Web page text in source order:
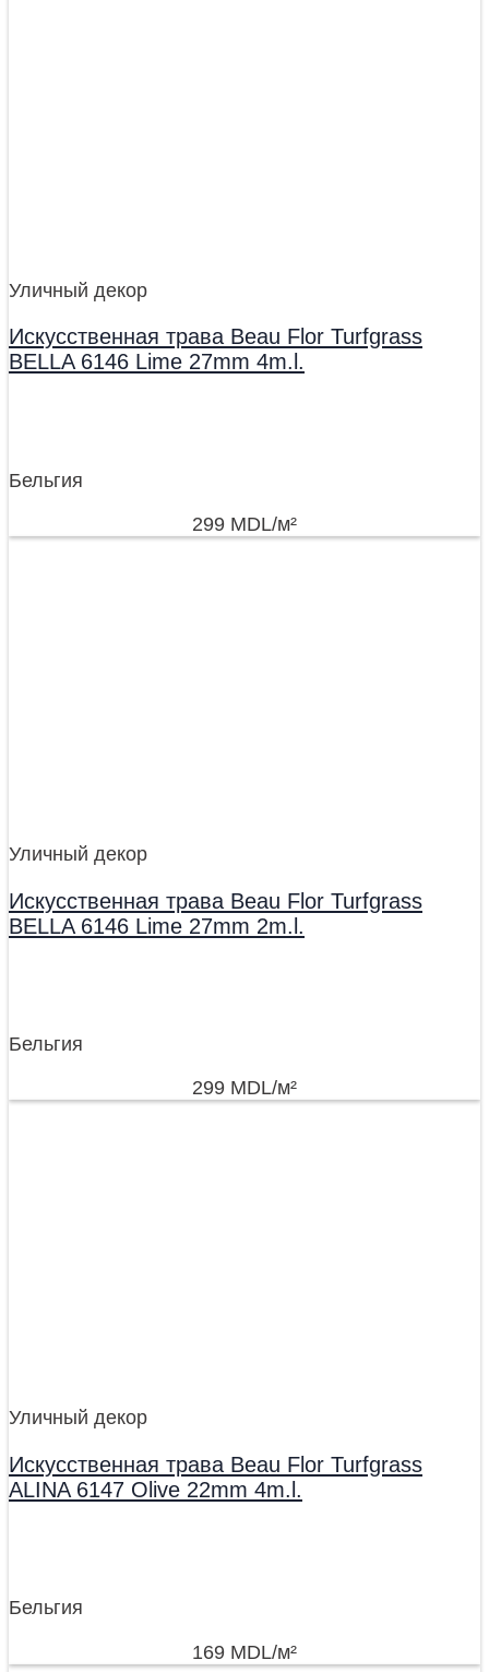
Уличный декор
Искусственная трава Beau Flor Turfgrass
BELLA 6146 Lime 27mm 4m.l.
Бельгия
299 MDL/м²
Уличный декор
Искусственная трава Beau Flor Turfgrass
BELLA 6146 Lime 27mm 2m.l.
Бельгия
299 MDL/м²
Уличный декор
Искусственная трава Beau Flor Turfgrass
ALINA 6147 Olive 22mm 4m.l.
Бельгия
169 MDL/м²